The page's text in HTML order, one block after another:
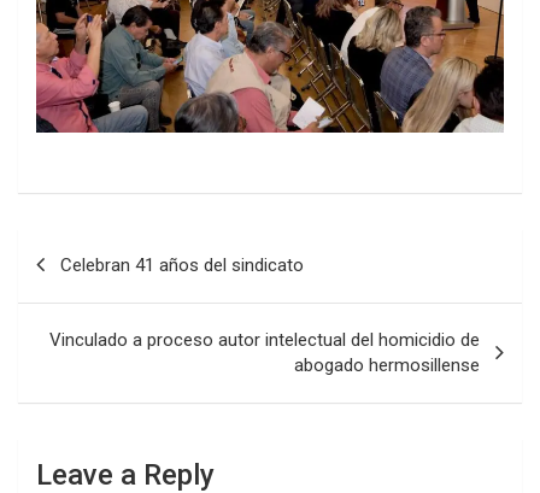
Celebran 41 años del sindicato
Vinculado a proceso autor intelectual del homicidio de
abogado hermosillense
Leave a Reply